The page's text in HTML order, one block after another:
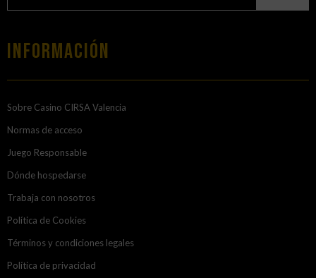
Información
Sobre Casino CIRSA Valencia
Normas de acceso
Juego Responsable
Dónde hospedarse
Trabaja con nosotros
Política de Cookies
Términos y condiciones legales
Política de privacidad